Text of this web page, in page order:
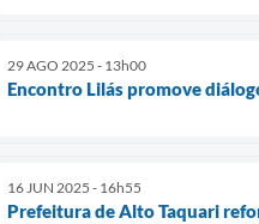
29 AGO 2025 - 13h00
Encontro Lilás promove
16 JUN 2025 - 16h55
Prefeitura de Alto Taquari